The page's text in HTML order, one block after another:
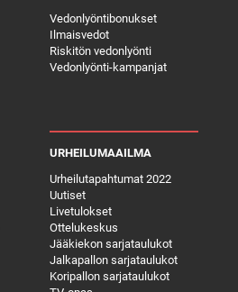
Vedonlyöntibonukset
Ilmaisvedot
Riskitön vedonlyönti
Vedonlyönti-kampanjat
URHEILUMAAILMA
Urheilutapahtumat 2022
Uutiset
Livetulokset
Ottelukeskus
Jääkiekon sarjataulukot
Jalkapallon sarjataulukot
Koripallon sarjataulukot